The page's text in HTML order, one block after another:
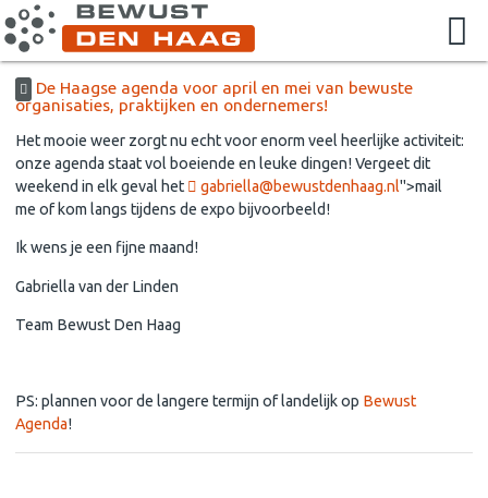
De Haagse agenda voor april en mei van bewuste
organisaties, praktijken en ondernemers!
Het mooie weer zorgt nu echt voor enorm veel heerlijke activiteit:
onze agenda staat vol boeiende en leuke dingen! Vergeet dit
weekend in elk geval het
gabriella@bewustdenhaag.nl">mail
me of kom langs tijdens de expo bijvoorbeeld!
Ik wens je een fijne maand!
Gabriella van der Linden
Team Bewust Den Haag
PS: plannen voor de langere termijn of landelijk op Bewust
Agenda!